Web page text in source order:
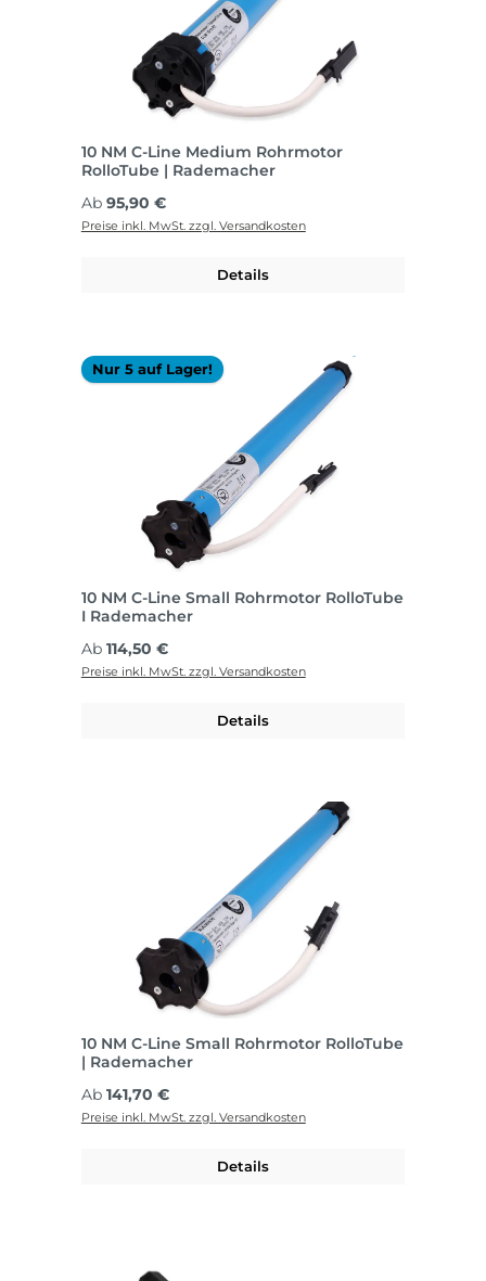
10 NM C-Line Medium Rohrmotor
RolloTube | Rademacher
Regulärer Preis:
Ab 95,90 €
Preise inkl. MwSt. zzgl. Versandkosten
Details
Nur 5 auf Lager!
10 NM C-Line Small Rohrmotor RolloTube
I Rademacher
Regulärer Preis:
Ab 114,50 €
Preise inkl. MwSt. zzgl. Versandkosten
Details
10 NM C-Line Small Rohrmotor RolloTube
| Rademacher
Regulärer Preis:
Ab 141,70 €
Preise inkl. MwSt. zzgl. Versandkosten
Details